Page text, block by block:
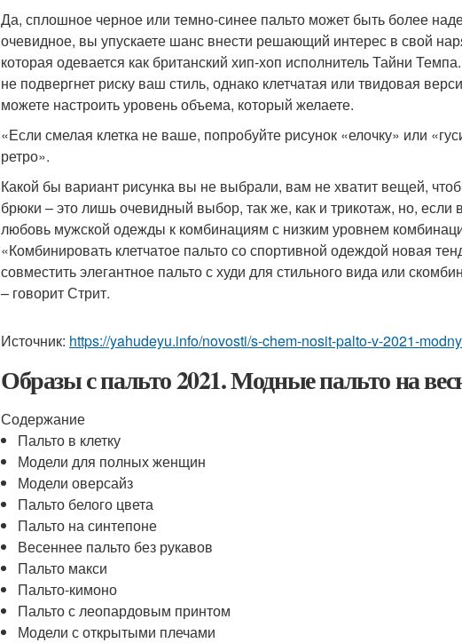
Да, сплошное черное или темно-синее пальто может быть более
очевидное, вы упускаете шанс внести решающий интерес в свой
которая одевается как британский хип-хоп исполнитель Тайни
не подвергнет риску ваш стиль, однако клетчатая или твидовая
можете настроить уровень объема, который желаете.
«Если смелая клетка не ваше, попробуйте рисунок «елочку» или
ретро».
Какой бы вариант рисунка вы не выбрали, вам не хватит вещей,
брюки – это лишь очевидный выбор, так же, как и трикотаж, но,
любовь мужской одежды к комбинациям с низким уровнем
«Комбинировать клетчатое пальто со спортивной одеждой новая
совместить элегантное пальто с худи для стильного вида или
– говорит Стрит.
Источник: https://yahudeyu.info/novosti/s-chem-nosit-palto-v-2021-
Образы с пальто 2021. Модные пальто на
Содержание
Пальто в клетку
Модели для полных женщин
Модели оверсайз
Пальто белого цвета
Пальто на синтепоне
Весеннее пальто без рукавов
Пальто макси
Пальто-кимоно
Пальто с леопардовым принтом
Модели с открытыми плечами